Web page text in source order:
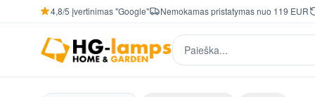
4,8/5 įvertinimas "Google" Nemokamas pristatymas nuo 119 EUR
Ieškoti